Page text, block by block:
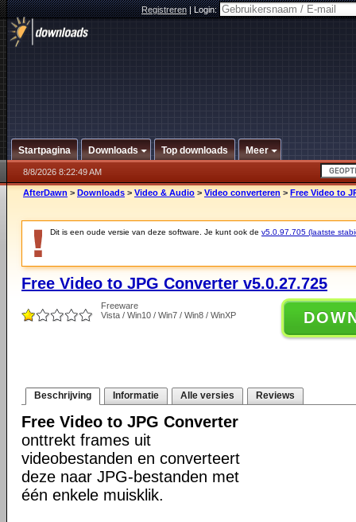
Registreren|Login:
Startpagina Downloads Top downloads Meer
8/8/2026 8:22:49 AM
AfterDawn > Downloads > Video & Audio > Video converteren > Free Video to
Dit is een oude versie van deze software. Je kunt ook de v5.0.97.705 (laatste
Free Video to JPG Converter v5.0.27.725
Freeware
Vista / Win10 / Win7 / Win8 / WinXP
Beschrijving Informatie Alle versies Reviews
Free Video to JPG Converter
onttrekt frames uit
videobestanden en converteert
deze naar JPG-bestanden met
één enkele muisklik.